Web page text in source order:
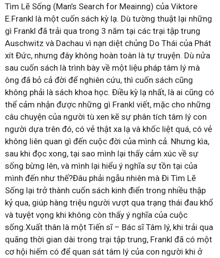
Tìm Lẽ Sống (Man’s Search for Meainng) của Viktore
E.Frankl là một cuốn sách kỳ lạ. Dù tường thuật lại những
gì Frankl đã trải qua trong 3 năm tại các trại tập trung
Auschwitz và Dachau vì nạn diệt chủng Do Thái của Phát
xít Đức, nhưng đây không hoàn toàn là tự truyện. Dù nửa
sau cuốn sách là trình bày về một liệu pháp tâm lý mà
ông đã bỏ cả đời để nghiên cứu, thì cuốn sách cũng
không phải là sách khoa học. Điều kỳ lạ nhất, là ai cũng có
thể cảm nhận được những gì Frankl viết, mặc cho những
câu chuyện của người tù xen kẽ sự phân tích tâm lý con
người dựa trên đó, có vẻ thật xa lạ và khốc liệt quá, có vẻ
không liên quan gì đến cuộc đời của mình cả. Nhưng kìa,
sau khi đọc xong, tại sao mình lại thấy cảm xúc về sự
sống bừng lên, và mình lại hiểu ý nghĩa sự tồn tại của
mình đến như thế?Đâu phải ngẫu nhiên mà Đi Tìm Lẽ
Sống lại trở thành cuốn sách kinh điển trong nhiều thập
kỷ qua, giúp hàng triệu người vượt qua trạng thái đau khổ
và tuyệt vọng khi không còn thấy ý nghĩa của cuộc
sống.Xuất thân là một Tiến sĩ – Bác sĩ Tâm lý, khi trải qua
quãng thời gian dài trong trại tập trung, Frankl đã có một
cơ hội hiếm có để quan sát tâm lý của con người khi ở